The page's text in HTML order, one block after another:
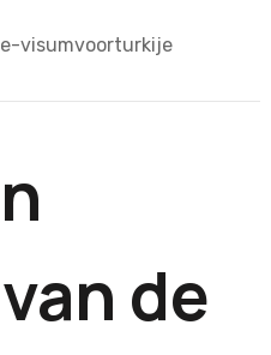
e-visumvoorturkije
de